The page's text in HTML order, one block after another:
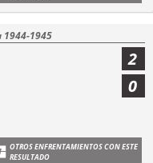
1944-1945
2
0
OTROS ENFRENTAMIENTOS CON ESTE
RESULTADO